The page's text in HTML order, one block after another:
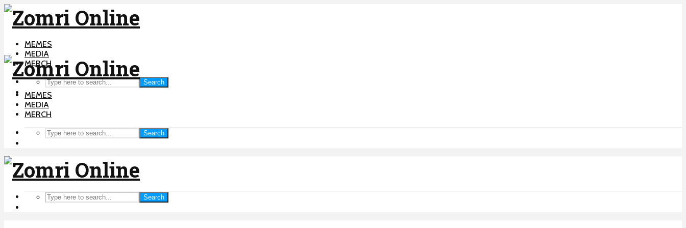
MEMES
MEDIA
MERCH
Search
MEMES
MEDIA
MERCH
Search
Search